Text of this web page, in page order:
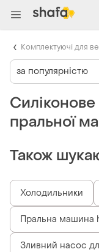
пральної
Також
Холодильники
Пральна машина
Зливний насос
за популярністю
Комплектуючі для